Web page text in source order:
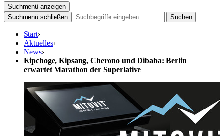
Suchmenü anzeigen
Suchmenü schließen
Suchen
Start›
Aktuelles›
News›
Kipchoge, Kipsang, Cherono und Dibaba: Berlin
erwartet Marathon der Superlative